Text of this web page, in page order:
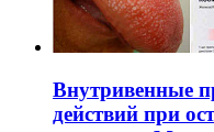
Внутривенные
действий при